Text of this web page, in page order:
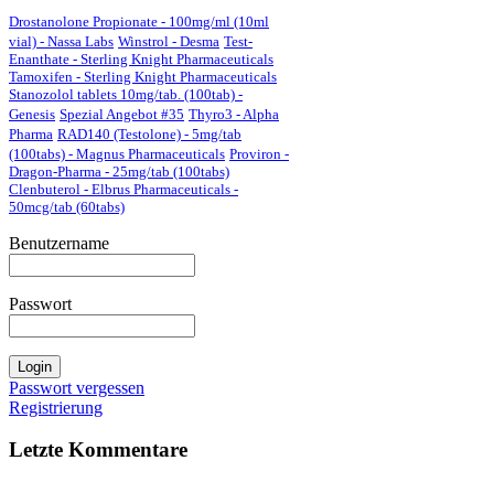
Drostanolone Propionate - 100mg/ml (10ml
vial) - Nassa Labs Winstrol - Desma Test-
Enanthate - Sterling Knight Pharmaceuticals
Tamoxifen - Sterling Knight Pharmaceuticals
Stanozolol tablets 10mg/tab. (100tab) -
Genesis Spezial Angebot #35 Thyro3 - Alpha
Pharma RAD140 (Testolone) - 5mg/tab
(100tabs) - Magnus Pharmaceuticals Proviron -
Dragon-Pharma - 25mg/tab (100tabs)
Clenbuterol - Elbrus Pharmaceuticals -
50mcg/tab (60tabs)
Benutzername
Passwort
Passwort vergessen
Registrierung
Letzte Kommentare